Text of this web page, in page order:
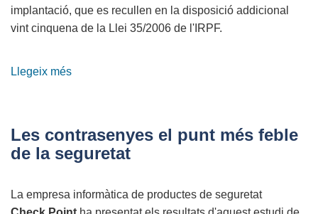
implantació, que es recullen en la disposició addicional
vint cinquena de la Llei 35/2006 de l'IRPF.
Llegeix més
Internet
2011
Les contrasenyes el punt més feble
de la seguretat
La empresa informàtica de productes de seguretat